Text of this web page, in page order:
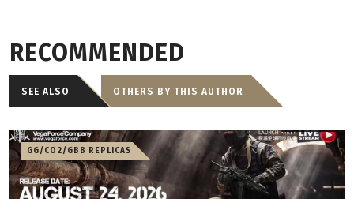
RECOMMENDED
SEE ALSO OTHERS BY THIS AUTHOR
GG/CO2/GBB REPLICAS